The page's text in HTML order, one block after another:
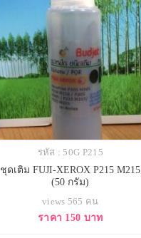
รหัส : 50G P215
ชุดเติม FUJI-XEROX P215 M215
(50 กรัม)
views 565 คน
ราคา 150 บาท